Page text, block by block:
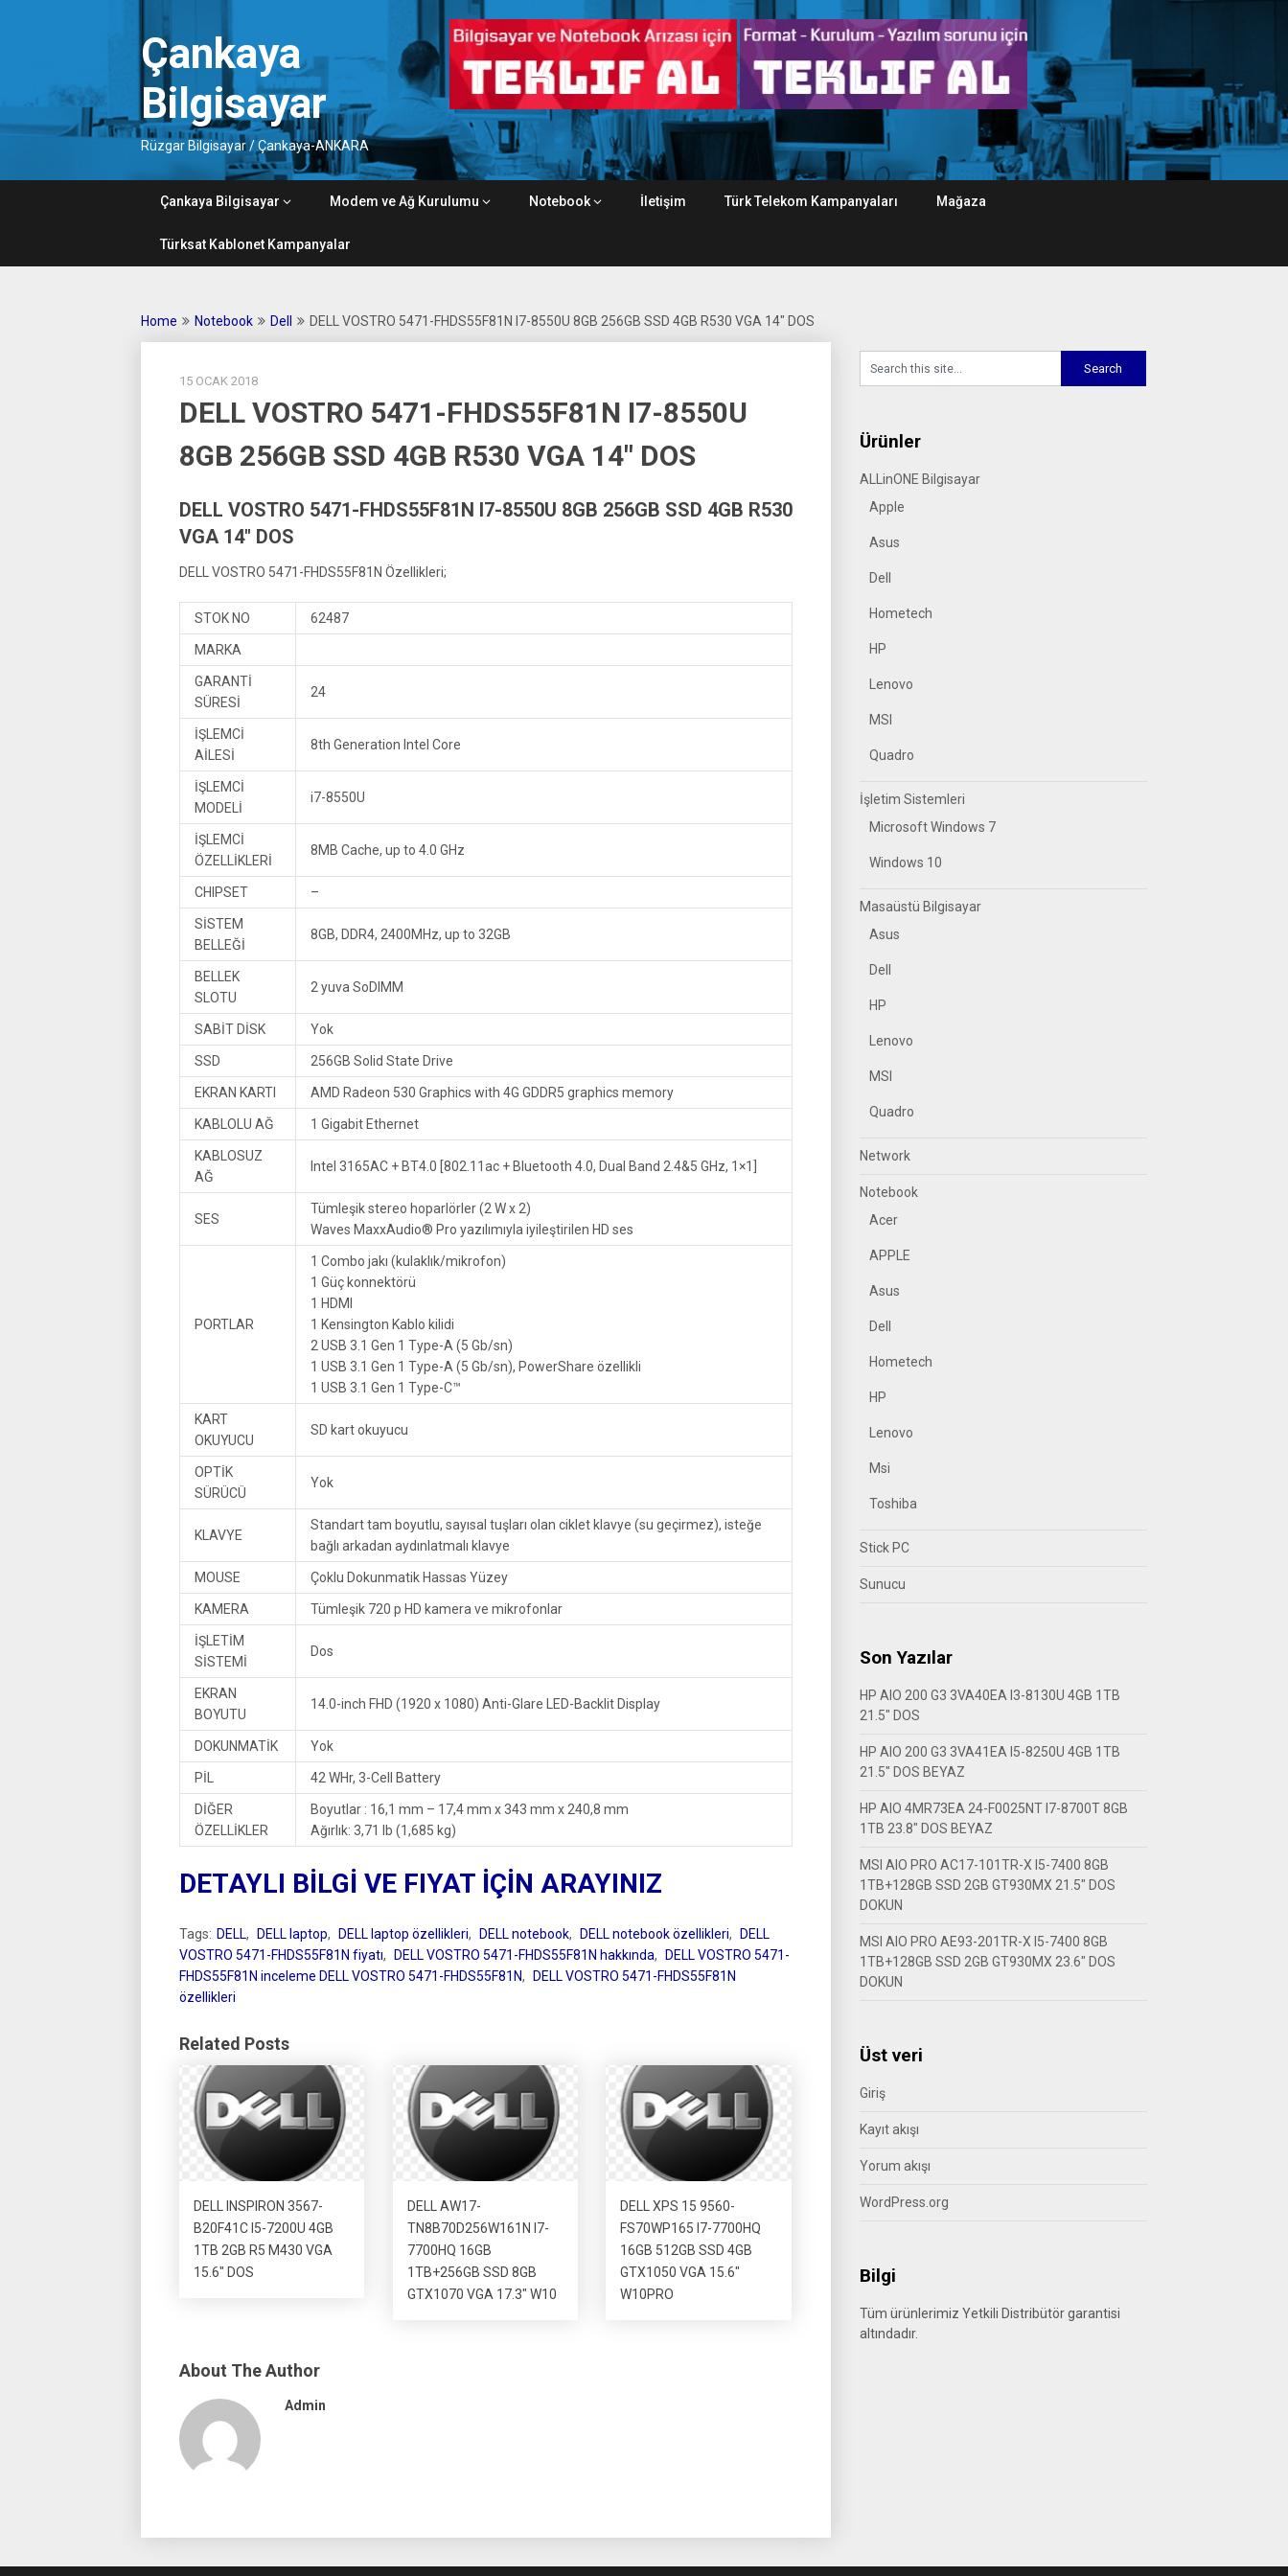
Çankaya
Bilgisayar
Rüzgar Bilgisayar / Çankaya-ANKARA
Çankaya Bilgisayar Modem ve Ağ Kurulumu Notebook İletişim Türk Telekom Kampanyaları Mağaza
Türksat Kablonet Kampanyalar
Home Notebook Dell DELL VOSTRO 5471-FHDS55F81N I7-8550U 8GB 256GB SSD 4GB R530 VGA 14″ DOS
15 OCAK 2018
DELL VOSTRO 5471-FHDS55F81N I7-8550U
8GB 256GB SSD 4GB R530 VGA 14″ DOS
DELL VOSTRO 5471-FHDS55F81N I7-8550U 8GB 256GB SSD 4GB R530
VGA 14″ DOS
DELL VOSTRO 5471-FHDS55F81N Özellikleri;
STOK NO 62487
MARKA
GARANTİ
SÜRESİ
24
İŞLEMCİ
AİLESİ
8th Generation Intel Core
İŞLEMCİ
MODELİ
i7-8550U
İŞLEMCİ
ÖZELLİKLERİ
8MB Cache, up to 4.0 GHz
CHIPSET –
SİSTEM
BELLEĞİ
8GB, DDR4, 2400MHz, up to 32GB
BELLEK
SLOTU
2 yuva SoDIMM
SABİT DİSK Yok
SSD 256GB Solid State Drive
EKRAN KARTI AMD Radeon 530 Graphics with 4G GDDR5 graphics memory
KABLOLU AĞ 1 Gigabit Ethernet
KABLOSUZ
AĞ
Intel 3165AC + BT4.0 [802.11ac + Bluetooth 4.0, Dual Band 2.4&5 GHz, 1×1]
SES
Tümleşik stereo hoparlörler (2 W x 2)
Waves MaxxAudio® Pro yazılımıyla iyileştirilen HD ses
PORTLAR
1 Combo jakı (kulaklık/mikrofon)
1 Güç konnektörü
1 HDMI
1 Kensington Kablo kilidi
2 USB 3.1 Gen 1 Type-A (5 Gb/sn)
1 USB 3.1 Gen 1 Type-A (5 Gb/sn), PowerShare özellikli
1 USB 3.1 Gen 1 Type-C™
KART
OKUYUCU
SD kart okuyucu
OPTİK
SÜRÜCÜ
Yok
KLAVYE
Standart tam boyutlu, sayısal tuşları olan ciklet klavye (su geçirmez), isteğe
bağlı arkadan aydınlatmalı klavye
MOUSE Çoklu Dokunmatik Hassas Yüzey
KAMERA Tümleşik 720 p HD kamera ve mikrofonlar
İŞLETİM
SİSTEMİ
Dos
EKRAN
BOYUTU
14.0-inch FHD (1920 x 1080) Anti-Glare LED-Backlit Display
DOKUNMATİK Yok
PİL 42 WHr, 3-Cell Battery
DİĞER
ÖZELLİKLER
Boyutlar : 16,1 mm – 17,4 mm x 343 mm x 240,8 mm
Ağırlık: 3,71 lb (1,685 kg)
DETAYLI BİLGİ VE FIYAT İÇİN ARAYINIZ
Tags: DELL, DELL laptop, DELL laptop özellikleri, DELL notebook, DELL notebook özellikleri,
DELL
VOSTRO 5471-FHDS55F81N fiyatı, DELL VOSTRO 5471-FHDS55F81N hakkında,
DELL VOSTRO 5471-
FHDS55F81N inceleme DELL VOSTRO 5471-FHDS55F81N,
DELL VOSTRO 5471-FHDS55F81N
özellikleri
Related Posts
DELL INSPIRON 3567-
B20F41C I5-7200U 4GB
1TB 2GB R5 M430 VGA
15.6″ DOS
DELL AW17-
TN8B70D256W161N I7-
7700HQ 16GB
1TB+256GB SSD 8GB
GTX1070 VGA 17.3″ W10
DELL XPS 15 9560-
FS70WP165 I7-7700HQ
16GB 512GB SSD 4GB
GTX1050 VGA 15.6″
W10PRO
About The Author
Admin
Ürünler
ALLinONE Bilgisayar
Apple
Asus
Dell
Hometech
HP
Lenovo
MSI
Quadro
İşletim Sistemleri
Microsoft Windows 7
Windows 10
Masaüstü Bilgisayar
Asus
Dell
HP
Lenovo
MSI
Quadro
Network
Notebook
Acer
APPLE
Asus
Dell
Hometech
HP
Lenovo
Msi
Toshiba
Stick PC
Sunucu
Son Yazılar
HP AIO 200 G3 3VA40EA I3-8130U 4GB 1TB
21.5″ DOS
HP AIO 200 G3 3VA41EA I5-8250U 4GB 1TB
21.5″ DOS BEYAZ
HP AIO 4MR73EA 24-F0025NT I7-8700T 8GB
1TB 23.8″ DOS BEYAZ
MSI AIO PRO AC17-101TR-X I5-7400 8GB
1TB+128GB SSD 2GB GT930MX 21.5″ DOS
DOKUN
MSI AIO PRO AE93-201TR-X I5-7400 8GB
1TB+128GB SSD 2GB GT930MX 23.6″ DOS
DOKUN
Üst veri
Giriş
Kayıt akışı
Yorum akışı
WordPress.org
Bilgi
Tüm ürünlerimiz Yetkili Distribütör garantisi
altındadır.